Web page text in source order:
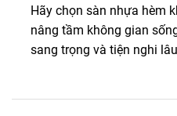
Hãy chọn sàn nhựa hèm
nâng tầm không gian
sang trọng và tiện nghi